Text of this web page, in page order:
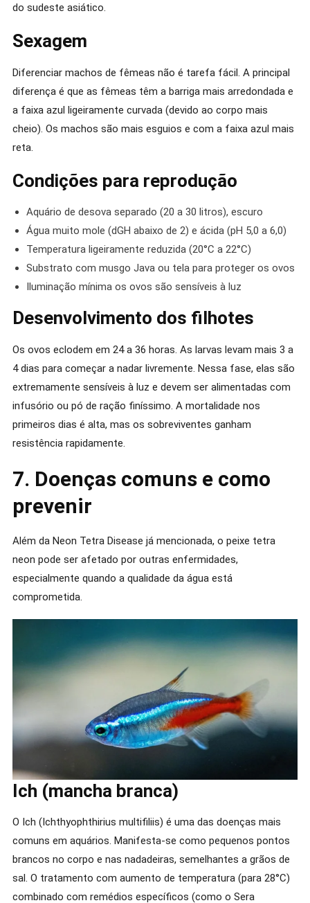
do sudeste asiático.
Sexagem
Diferenciar machos de fêmeas não é tarefa fácil. A principal
diferença é que as fêmeas têm a barriga mais arredondada e
a faixa azul ligeiramente curvada (devido ao corpo mais
cheio). Os machos são mais esguios e com a faixa azul mais
reta.
Condições para reprodução
Aquário de desova separado (20 a 30 litros), escuro
Água muito mole (dGH abaixo de 2) e ácida (pH 5,0 a 6,0)
Temperatura ligeiramente reduzida (20°C a 22°C)
Substrato com musgo Java ou tela para proteger os ovos
Iluminação mínima os ovos são sensíveis à luz
Desenvolvimento dos filhotes
Os ovos eclodem em 24 a 36 horas. As larvas levam mais 3 a
4 dias para começar a nadar livremente. Nessa fase, elas são
extremamente sensíveis à luz e devem ser alimentadas com
infusório ou pó de ração finíssimo. A mortalidade nos
primeiros dias é alta, mas os sobreviventes ganham
resistência rapidamente.
7. Doenças comuns e como
prevenir
Além da Neon Tetra Disease já mencionada, o peixe tetra
neon pode ser afetado por outras enfermidades,
especialmente quando a qualidade da água está
comprometida.
Ich (mancha branca)
O Ich (Ichthyophthirius multifiliis) é uma das doenças mais
comuns em aquários. Manifesta-se como pequenos pontos
brancos no corpo e nas nadadeiras, semelhantes a grãos de
sal. O tratamento com aumento de temperatura (para 28°C)
combinado com remédios específicos (como o Sera